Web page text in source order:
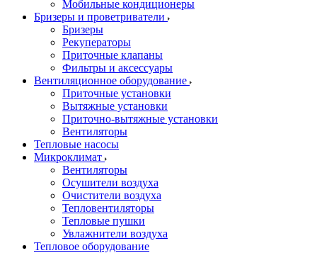
Мобильные кондиционеры
Бризеры и проветриватели
Бризеры
Рекуператоры
Приточные клапаны
Фильтры и аксессуары
Вентиляционное оборудование
Приточные установки
Вытяжные установки
Приточно-вытяжные установки
Вентиляторы
Тепловые насосы
Микроклимат
Вентиляторы
Осушители воздуха
Очистители воздуха
Тепловентиляторы
Тепловые пушки
Увлажнители воздуха
Тепловое оборудование